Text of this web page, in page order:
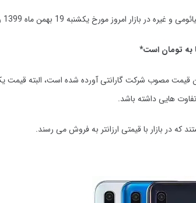
و غیره در بازار امروز مورخیکشنبه 19 بهمن ماه 1399
به تومان است*
قیمت مصوب شرکت گارانتی آورده شده است، البته قیمت
هایی داشته باشد.
که در بازار با قیمتی ارزانتر به فروش می رسند.